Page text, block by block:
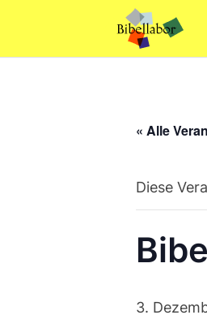
content
« Alle
Diese
3.